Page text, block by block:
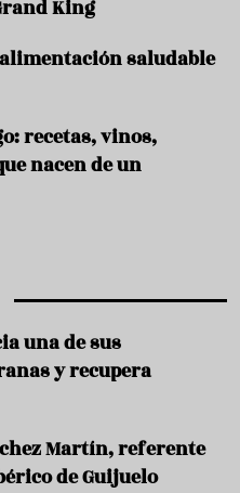
King
saludable
recetas, vinos,
nacen de un
una de sus
y recupera
Martín, referente
de Guijuelo